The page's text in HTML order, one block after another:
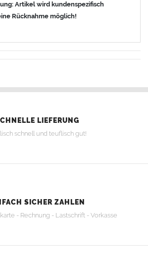
Artikel wird kundenspezifisch
Rücknahme möglich!
LIEFERUNG
schnell und teuflisch gut!
SICHER ZAHLEN
- Rechnung - Lastschrift - Vorkasse